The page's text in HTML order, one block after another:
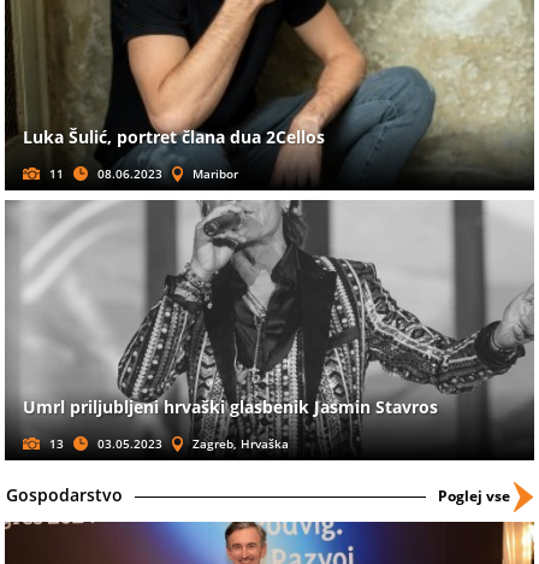
Luka Šulić, portret člana dua 2Cellos
11 08.06.2023 Maribor
Umrl priljubljeni hrvaški glasbenik Jasmin Stavros
13 03.05.2023 Zagreb, Hrvaška
Gospodarstvo Poglej vse